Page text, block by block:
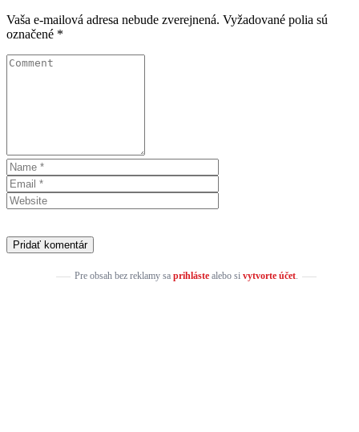
Vaša e-mailová adresa nebude zverejnená. Vyžadované polia sú
označené *
Pre obsah bez reklamy sa prihlástealebo si vytvorte účet.